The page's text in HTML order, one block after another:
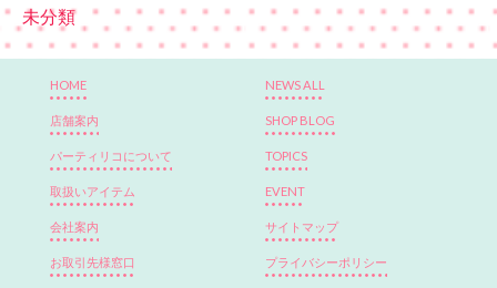
未分類
HOME
店舗案内
パーティリコについて
取扱いアイテム
会社案内
お取引先様窓口
NEWS ALL
SHOP BLOG
TOPICS
EVENT
サイトマップ
プライバシーポリシー